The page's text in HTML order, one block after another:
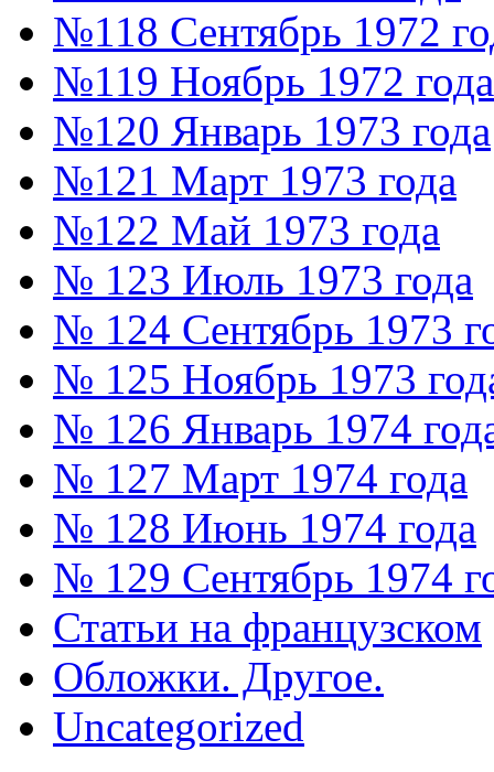
№118 Сентябрь 1972
№119 Ноябрь 1972 года
№120 Январь 1973 года
№121 Март 1973 года
№122 Май 1973 года
№ 123 Июль 1973 года
№ 124 Сентябрь 1973
№ 125 Ноябрь 1973
№ 126 Январь 1974
№ 127 Март 1974 года
№ 128 Июнь 1974 года
№ 129 Сентябрь 1974
Статьи на французском
Обложки. Другое.
Uncategorized